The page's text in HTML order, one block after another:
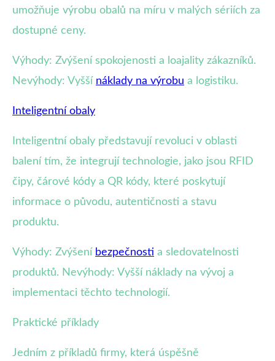
umožňuje výrobu obalů na míru v malých sériích za
dostupné ceny.
Výhody: Zvýšení spokojenosti a loajality zákazníků.
Nevýhody: Vyšší náklady na výrobu a logistiku.
Inteligentní obaly
Inteligentní obaly představují revoluci v oblasti
balení tím, že integrují technologie, jako jsou RFID
čipy, čárové kódy a QR kódy, které poskytují
informace o původu, autentičnosti a stavu
produktu.
Výhody: Zvýšení bezpečnosti a sledovatelnosti
produktů. Nevýhody: Vyšší náklady na vývoj a
implementaci těchto technologií.
Praktické příklady
Jedním z příkladů firmy, která úspěšně